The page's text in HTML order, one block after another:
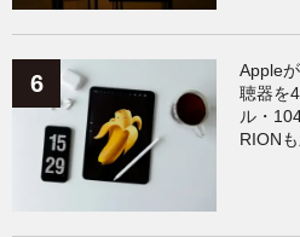
Apple
聴器を
ル・
RION